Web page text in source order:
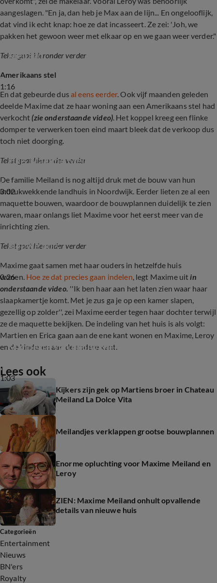
aangeslagen. "En ja, dan heb je Max aan de lijn... En ongelooflijk,
dat vind ik echt knap: hoe ze dat incasseert. Ze zei: 'Joh, we
pakken het gewoon weer met elkaar op en we gaan weer verder."
Tekst gaat hieronder verder
1:16
Tijdlijn lastige verkoop van woning Maxime
Meiland
Amerikaans stel
En dat gebeurde dusal eens eerder. Ook vijf maanden geleden
deelde Maxime dat ze haar woning aan een Amerikaans stel had
verkocht(zie onderstaande video). Het koppel kreeg een flinke
domper te verwerken toen eind maart bleek dat de verkoop dus
toch niet doorging.
Tekst gaat hieronder verder
3:02
Huis Maxime Meiland toch niet verkocht
De familie Meiland is nog altijd druk met de bouw van hun
indrukwekkende landhuis in Noordwijk. Eerder lieten ze al een
maquette bouwen, waardoor de bouwplannen duidelijk te zien
waren, maar onlangs liet Maxime voor het eerst meer van de
inrichting zien.
Tekst gaat hieronder verder
0:26
Maxime Meiland deelt beelden van het
nieuwe huis
Maxime gaat samen met haar ouders in hetzelfde huis
wonen. Hoe ze dat precies gaan indelen, legt Maxime uit in
onderstaande video. ''Ik ben haar aan het laten zien waar haar
slaapkamertje komt. Met je zus ga je op een kamer slapen,
gezellig op zolder'', zei Maxime eerder tegen haar dochter terwijl
ze de maquette bekijken. De indeling van het huis is als volgt:
Martien en Erica gaan aan de ene kant wonen en Maxime, Leroy
en de kinderen aan de andere kant.
1:03
Maquette van nieuw Meiland-huis
Lees ook
Kijkers zijn gek op Martiens broer in Chateau
Meiland La Dolce Vita
Meilandjes verklappen grootse bouwplannen
Enorme opluchting voor Maxime Meiland en
Leroy
ZIEN: Maxime Meiland onhult opvallende
details van nieuwe huis
Categorieën
Entertainment
Nieuws
BN'ers
Royalty